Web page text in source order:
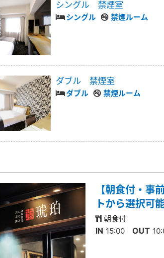
シングル 禁煙室
シングル 禁煙ルーム
ダブル 禁煙室
ダブル 禁煙ルーム
【朝食付・
トから選択可
朝食付
IN 15:00 OUT